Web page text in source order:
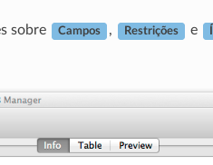
sobre Campos , Restrições e